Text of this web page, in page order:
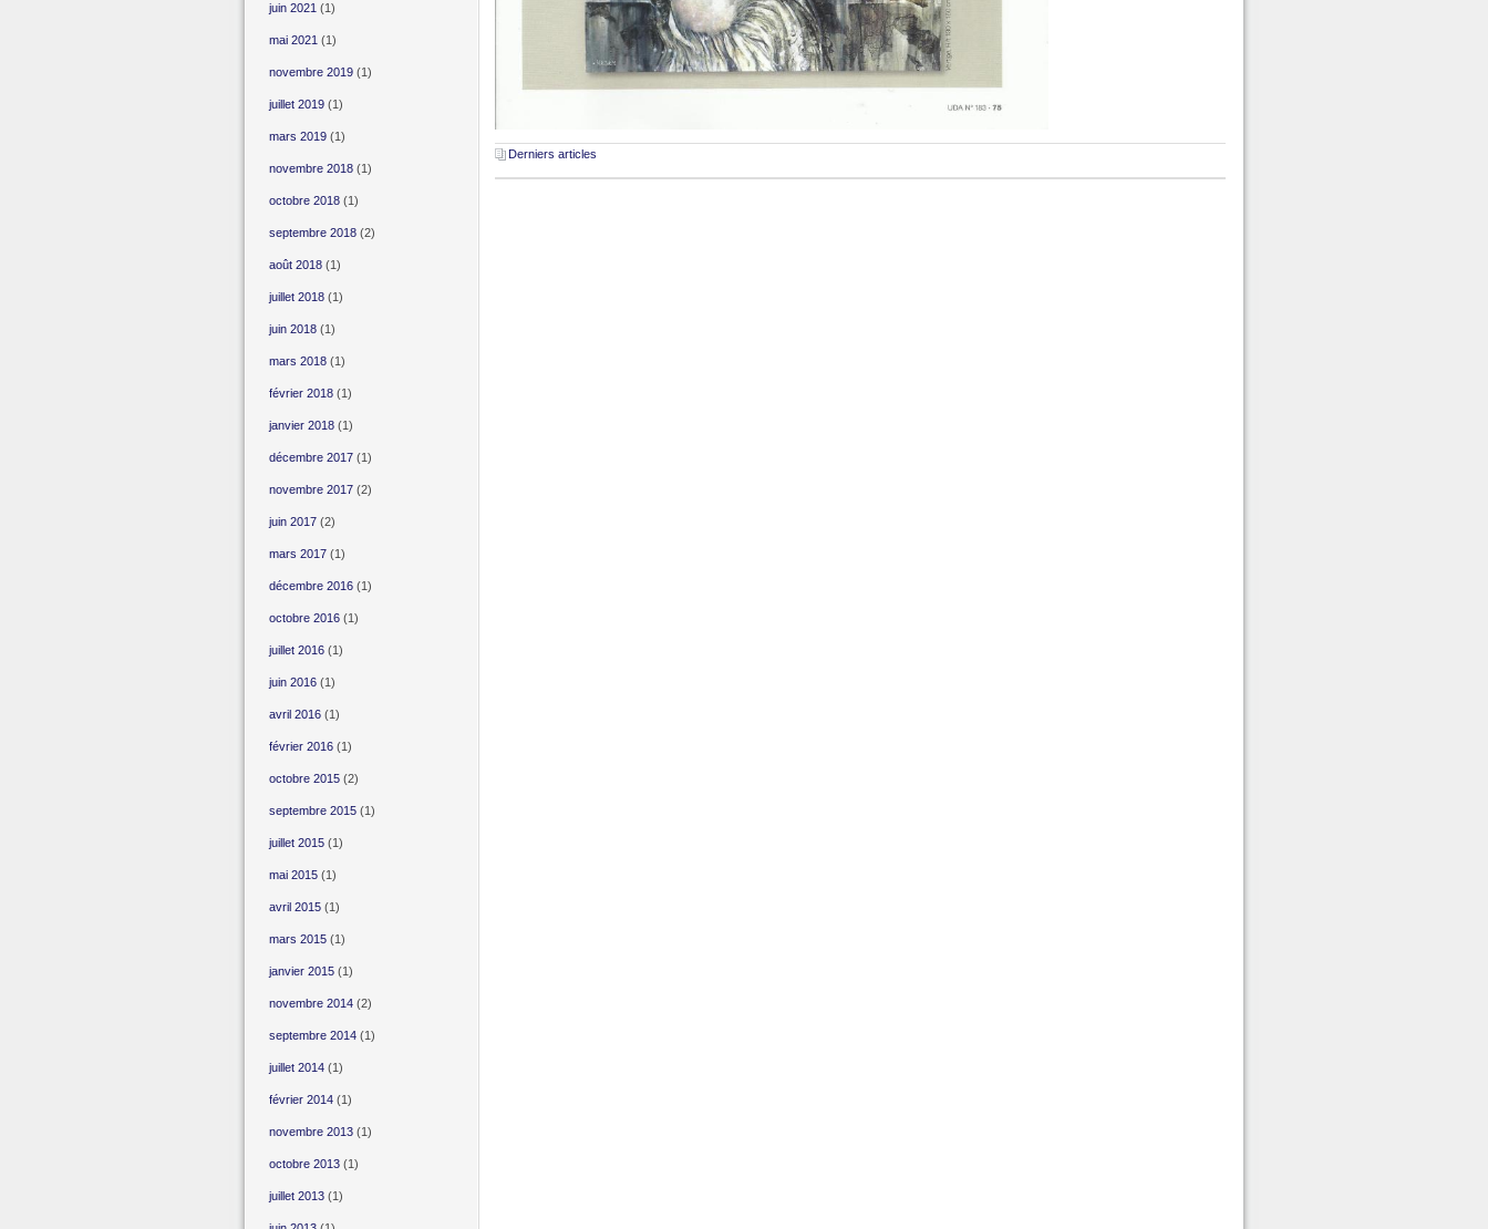
Derniers articles
juin 2021 (1)
mai 2021 (1)
novembre 2019(1)
juillet 2019(1)
mars 2019(1)
novembre 2018(1)
octobre 2018(1)
septembre 2018(2)
août 2018(1)
juillet 2018(1)
juin 2018(1)
mars 2018(1)
février 2018(1)
janvier 2018(1)
décembre 2017(1)
novembre 2017(2)
juin 2017(2)
mars 2017(1)
décembre 2016(1)
octobre 2016(1)
juillet 2016(1)
juin 2016(1)
avril 2016(1)
février 2016(1)
octobre 2015(2)
septembre 2015(1)
juillet 2015(1)
mai 2015(1)
avril 2015(1)
mars 2015(1)
janvier 2015(1)
novembre 2014(2)
septembre 2014(1)
juillet 2014(1)
février 2014(1)
novembre 2013(1)
octobre 2013(1)
juillet 2013(1)